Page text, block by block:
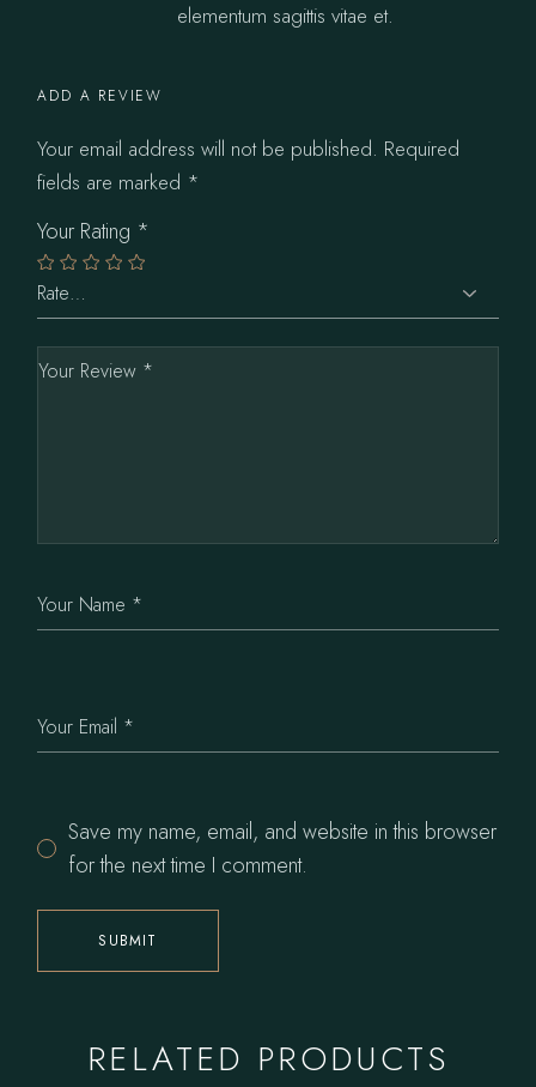
elementum sagittis vitae et.
ADD A REVIEW
Your email address will not be published. Required
fields are marked *
Your Rating *
Save my name, email, and website in this browser
for the next time I comment.
SUBMIT
RELATED PRODUCTS